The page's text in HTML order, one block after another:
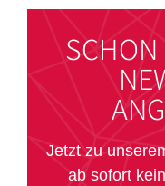
SCHON
Jetzt zu
ab sofort